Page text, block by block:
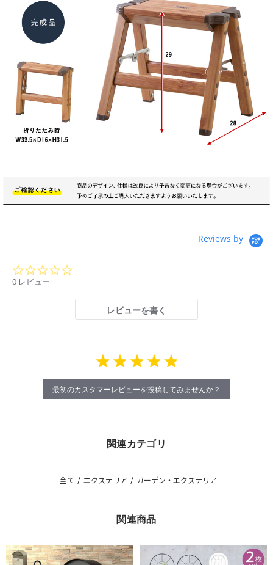
Reviews by
0 レビュー
レビューを書く
最初のカスタマーレビューを投稿してみませんか？
関連カテゴリ
全て / エクステリア / ガーデン・エクステリア
関連商品